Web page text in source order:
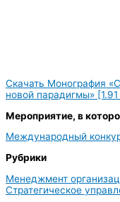
Скачать Монография
новой парадигмы» [1.91
Мероприятие, в
Международный
Рубрики
Менеджмент
Стратегическое